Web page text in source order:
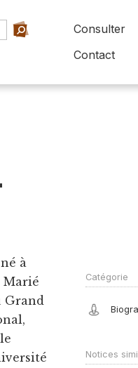
Consulter
Contact
à
Marié
Grand
Catégorie
Notices